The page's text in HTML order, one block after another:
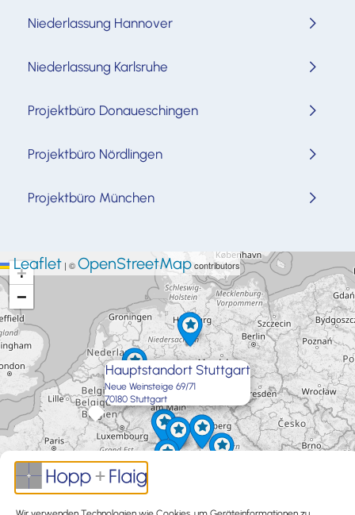
Hauptstandort Stuttgart
Neue Weinsteige 69/71
70180 Stuttgart
×
+
−
Leaflet | ©OpenStreetMapcontributors
Niederlassung Hannover
Niederlassung Karlsruhe
Projektbüro Donaueschingen
Projektbüro Nördlingen
Projektbüro München